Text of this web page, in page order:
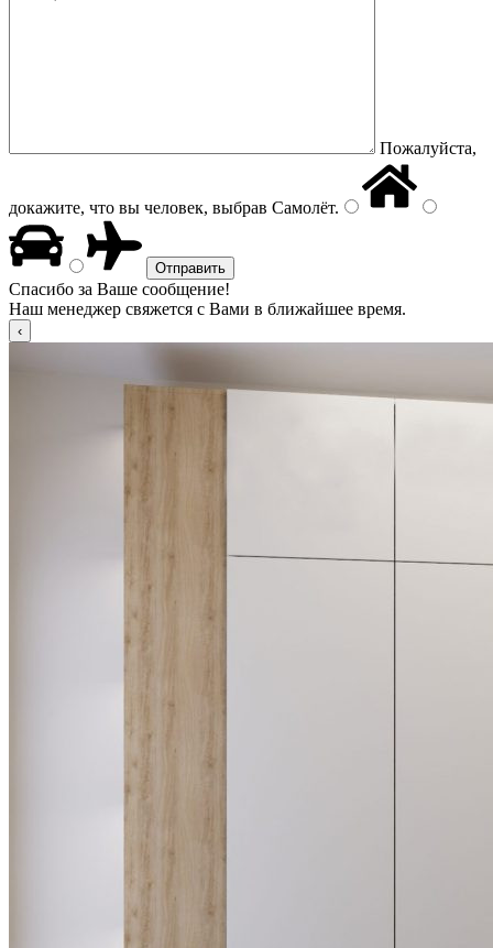
Пожалуйста,
докажите, что вы человек, выбрав Самолёт.
Спасибо за Ваше сообщение!
Наш менеджер свяжется с Вами в ближайшее время.